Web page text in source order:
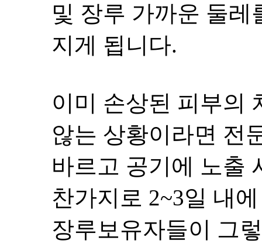
및 장루 가까운 둘
지게 됩니다.
이미 손상된 피부의
않는 상황이라면 전
바르고 공기에 노출
찬가지로 2~3일 내
장루보유자들이 그